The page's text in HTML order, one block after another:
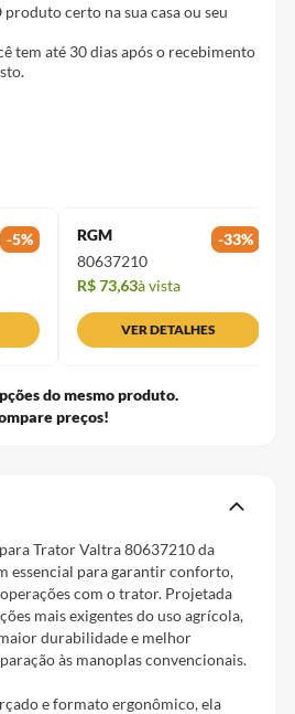
produto certo na sua casa ou seu
tem até 30 dias após o recebimento
-5%
RGM -33%
80637210
R$ 73,63à vista
VER DETALHES
do mesmo produto.
preços!
Trator Valtra 80637210 da
essencial para garantir conforto,
com o trator. Projetada
mais exigentes do uso agrícola,
durabilidade e melhor
às manoplas convencionais.
e formato ergonômico, ela